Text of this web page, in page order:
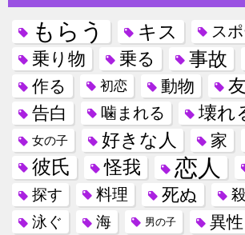
もらう キス ス
乗り物 乗る 事故
作る 初恋 動物
告白 噛まれる 壊れ
女の子 好きな人 家
彼氏 怪我 恋人
探す
料理 死ぬ
泳ぐ 海 男の子 異性